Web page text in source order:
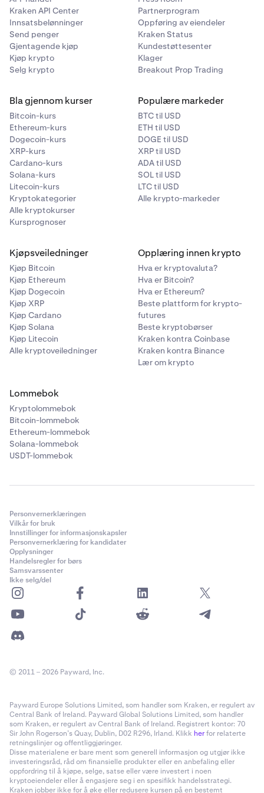
• AUD
• CAD
• JPY
• CHF
• BTC
• ETH
• XRP
• LTC
• DOGE
• XLM
• USDT
• ADA
•
• ATOM
• LINK
• DAI
• PAXG
• USDC
• AAVE
• MANA
• MATIC
• SOL
• FTM
• RUNE
• NEAR
• STX
• SUI
•
• Grunnvalutaen for paret som handles, hvis detikke
er en sikkerhetsvaluta
Hvis tapet er større enn saldoen din av
sikkerhetsvalutaer, vil andre midler på kontoen din bli
brukt etter behov.
Beløp
For å fullstendig lukke en åpen spotposisjon med
margin, angir du samme beløp som åpningsordren. Hvis
du utfører en ordre for lukkende transaksjon med større
volum enn spotposisjonen din med margin, vil du
«Nullvolum»-funksjon
For å lukke hele volumet av alle åpne posisjoner for et
spesifikt par, kan du angi '0' som beløp for en ordre for
lukkende transaksjon. Dette kan være nyttig for å lukke
alle åpne spotposisjoner med margin for et spesifikt par
med én ordre, for å lukke spotposisjoner for et spesifikt
marked i perioder med volatilitet når posisjonsstørrelsen
endres ofte, eller for å lukke små gjenværende volumer
av åpne spotposisjoner med margin.
Kraken API Center
Innsatsbelønninger
Send penger
Gjentagende kjøp
Kjøp krypto
Selg krypto
Partnerprogram
Oppføring av eiendeler
Kraken Status
Kundestøttesenter
Klager
Breakout Prop Trading
Bla gjennom kurser
Bitcoin-kurs
Ethereum-kurs
Dogecoin-kurs
XRP-kurs
Cardano-kurs
Solana-kurs
Litecoin-kurs
Kryptokategorier
Alle kryptokurser
Kursprognoser
Populære markeder
BTC til USD
ETH til USD
DOGE til USD
XRP til USD
ADA til USD
SOL til USD
LTC til USD
Alle krypto-markeder
Kjøpsveiledninger
Kjøp Bitcoin
Kjøp Ethereum
Kjøp Dogecoin
Kjøp XRP
Kjøp Cardano
Kjøp Solana
Kjøp Litecoin
Alle kryptoveiledninger
Opplæring innen krypto
Hva er kryptovaluta?
Hva er Bitcoin?
Hva er Ethereum?
Beste plattform for krypto-
futures
Beste kryptobørser
Kraken kontra Coinbase
Kraken kontra Binance
Lær om krypto
Lommebok
Kryptolommebok
Bitcoin-lommebok
Ethereum-lommebok
Solana-lommebok
USDT-lommebok
Personvernerklæringen
Vilkår for bruk
Innstillinger for informasjonskapsler
Personvernerklæring for kandidater
Opplysninger
Handelsregler for børs
Samsvarssenter
Ikke selg/del
© 2011 – 2026 Payward, Inc.
Payward Europe Solutions Limited, som handler som Kraken, er regulert av
Central Bank of Ireland. Payward Global Solutions Limited, som handler
som Kraken, er regulert av Central Bank of Ireland. Registrert kontor: 70
Sir John Rogerson’s Quay, Dublin, D02 R296, Irland. Klikk herfor relaterte
retningslinjer og offentliggjøringer.
Disse materialene er bare ment som generell informasjon og utgjør ikke
investeringsråd, råd om finansielle produkter eller en anbefaling eller
oppfordring til å kjøpe, selge, satse eller være investert i noen
kryptoeiendeler eller å engasjere seg i en spesifikk handelsstrategi.
Kraken jobber ikke for å øke eller redusere kursen på en bestemt